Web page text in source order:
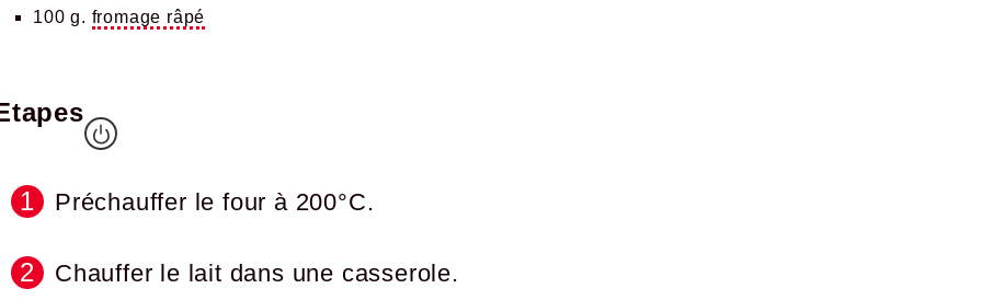
100 g. fromage râpé
Etapes
Préchauffer le four à 200°C.
Chauffer le lait dans une casserole.